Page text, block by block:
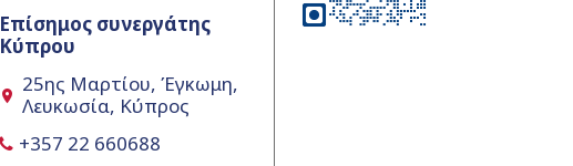
Επίσημος συνεργάτης
Κύπρου
25ης Μαρτίου, Έγκωμη,
Λευκωσία, Κύπρος
+357 22 660688